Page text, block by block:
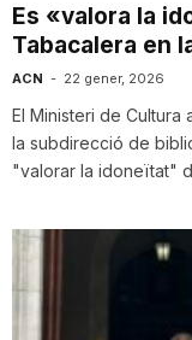
Es «valora la
Tabacalera en
ACN - 22 gener, 2026
El Ministeri de
la subdirecció de
"valorar la idoneïtat"